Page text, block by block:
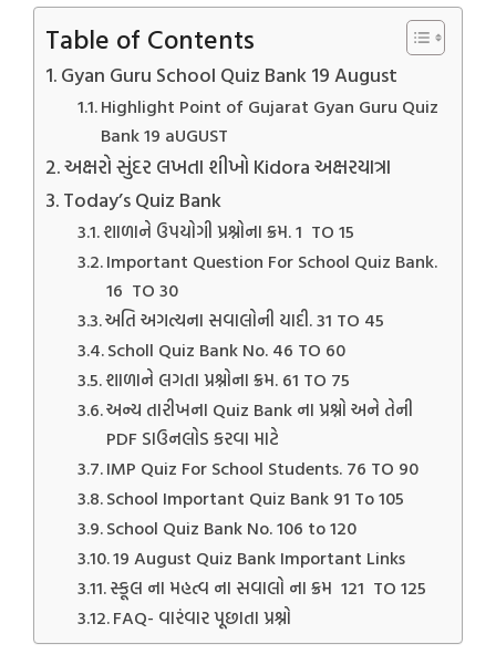
Table of Contents
Gyan Guru School Quiz Bank 19 August
Highlight Point of Gujarat Gyan Guru Quiz
Bank 19 aUGUST
અક્ષરો સુંદર લખતા શીખો Kidora અક્ષરયાત્રા
Today’s Quiz Bank
શાળાને ઉપયોગી પ્રશ્નોના ક્રમ. 1 TO 15
Important Question For School Quiz Bank.
16 TO 30
અતિ અગત્યના સવાલોની યાદી. 31 TO 45
Scholl Quiz Bank No. 46 TO 60
શાળાને લગતા પ્રશ્નોના ક્રમ. 61 TO 75
અન્ય તારીખના Quiz Bank ના પ્રશ્નો અને તેની
PDF ડાઉનલોડ કરવા માટે
IMP Quiz For School Students. 76 TO 90
School Important Quiz Bank 91 To 105
School Quiz Bank No. 106 to 120
19 August Quiz Bank Important Links
સ્કૂલ ના મહત્વ ના સવાલો ના ક્રમ 121 TO 125
FAQ- વારંવાર પૂછાતા પ્રશ્નો